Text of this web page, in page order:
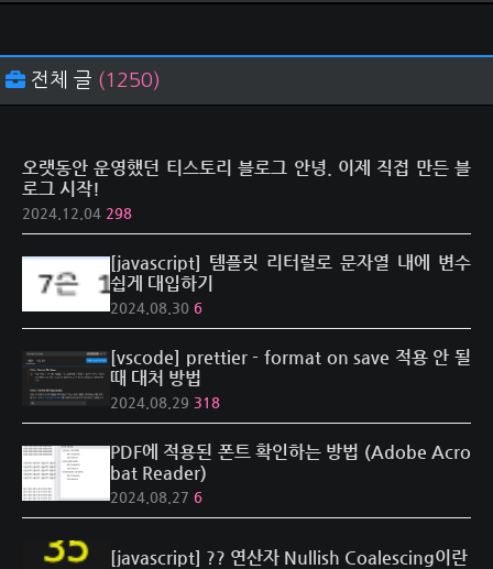
전체 글 (1250)
오랫동안 운영했던 티스토리 블로그 안녕. 이제 직접 만든 블
로그 시작!
2024.12.04 298
[javascript] 템플릿 리터럴로 문자열 내에 변수
쉽게 대입하기
2024.08.30 6
[vscode] prettier - format on save 적용 안 될
때 대처 방법
2024.08.29 318
PDF에 적용된 폰트 확인하는 방법 (Adobe Acro
bat Reader)
2024.08.27 6
[javascript] ?? 연산자 Nullish Coalescing이란